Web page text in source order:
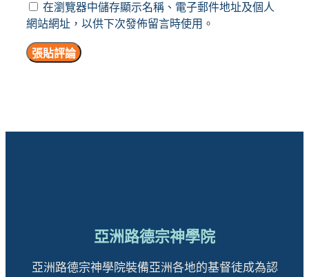
站
在瀏覽器中儲存顯示名稱、電子郵件地址及個人
網站網址，以供下次發佈留言時使用。
亞洲路德宗神學院
亞洲路德宗神學院裝備亞洲各地的基督徒成為認